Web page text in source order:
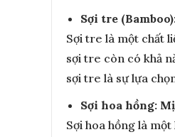
Sợi tre
Sợi tre là một chất
sợi tre còn có khả
sợi tre là sự lựa
Sợi hoa hồng:
Sợi hoa hồng là